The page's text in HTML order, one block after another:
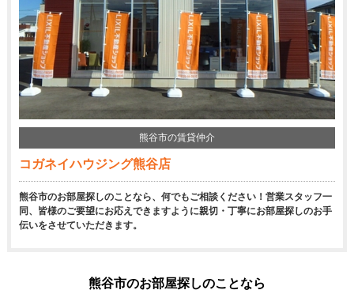
熊谷市の賃貸仲介
コガネイハウジング熊谷店
熊谷市のお部屋探しのことなら、何でもご相談ください！営業スタッフ一
同、皆様のご要望にお応えできますように親切・丁寧にお部屋探しのお手
伝いをさせていただきます。
熊谷市のお部屋探しのことなら